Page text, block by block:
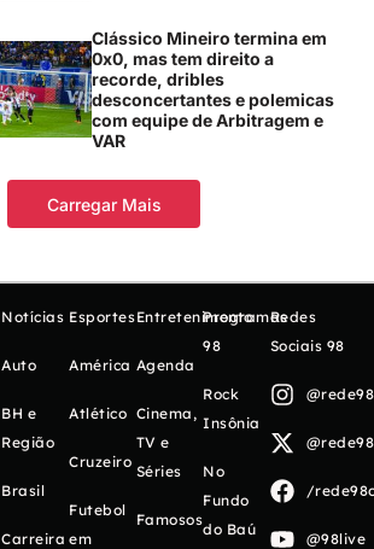
Clássico Mineiro termina em
0x0, mas tem direito a
recorde, dribles
desconcertantes e polemicas
com equipe de Arbitragem e
VAR
Carregar Mais
Notícias
Auto
BH e
Região
Brasil
Carreira
Esportes
América
Atlético
Cruzeiro
Futebol
em
Entretenimento
Agenda
Cinema,
TV e
Séries
Famosos
Programas
98
Rock
Insônia
No
Fundo
do Baú
Redes
Sociais 98
/
@98live